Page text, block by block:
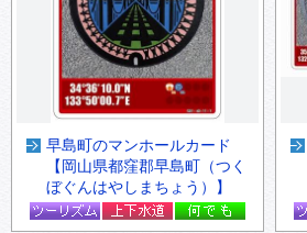
早島町のマンホールカード
【岡山県都窪郡早島町（つく
ぼぐんはやしまちょう）】